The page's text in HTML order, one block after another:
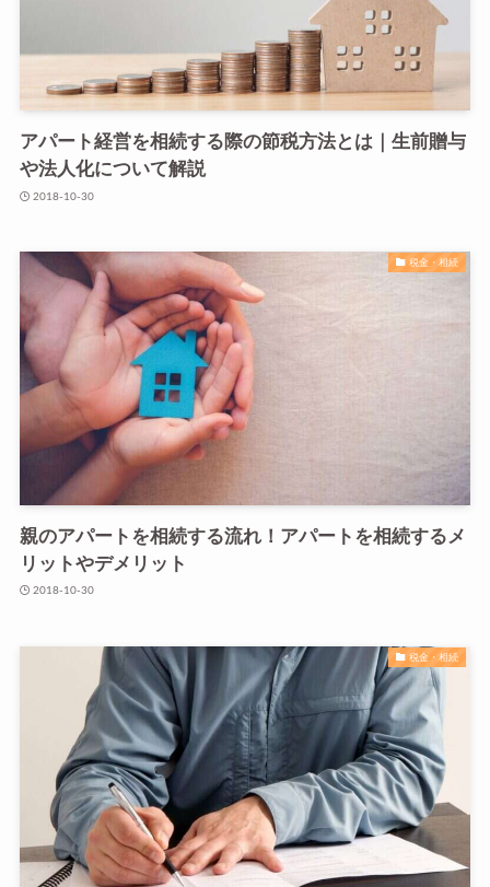
アパート経営を相続する際の節税方法とは｜生前贈与
や法人化について解説
2018-10-30
税金・相続
親のアパートを相続する流れ！アパートを相続するメ
リットやデメリット
2018-10-30
税金・相続